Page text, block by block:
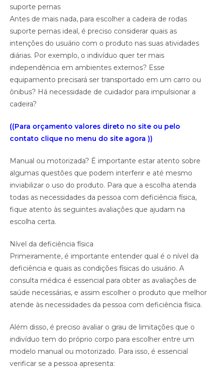
suporte pernas
Antes de mais nada, para escolher a cadeira de rodas
suporte pernas ideal, é preciso considerar quais as
intenções do usuário com o produto nas suas atividades
diárias. Por exemplo, o indivíduo quer ter mais
independência em ambientes externos? Esse
equipamento precisará ser transportado em um carro ou
ônibus? Há necessidade de cuidador para impulsionar a
cadeira?
((Para orçamento valores direto no site ou pelo
contato clique no menu do site agora ))
Manual ou motorizada? É importante estar atento sobre
algumas questões que podem interferir e até mesmo
inviabilizar o uso do produto. Para que a escolha atenda
todas as necessidades da pessoa com deficiência física,
fique atento às seguintes avaliações que ajudam na
escolha certa.
Nível da deficiência física
Primeiramente, é importante entender qual é o nível da
deficiência e quais as condições físicas do usuário. A
consulta médica é essencial para obter as avaliações de
saúde necessárias, e assim escolher o produto que melhor
atende às necessidades da pessoa com deficiência física.
Além disso, é preciso avaliar o grau de limitações que o
indivíduo tem do próprio corpo para escolher entre um
modelo manual ou motorizado. Para isso, é essencial
verificar se a pessoa apresenta: